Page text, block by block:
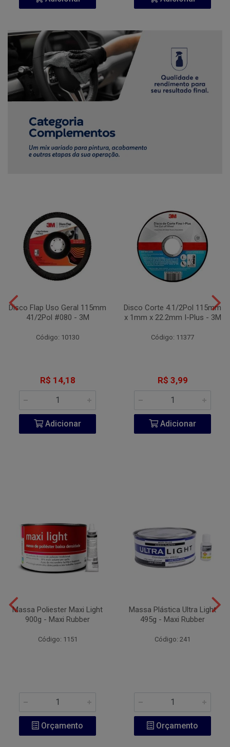
Disco Flap Uso Geral 115mm
41/2Pol #080 - 3M
Código: 10130
R$ 14,18
Adicionar
Disco Corte 4.1/2Pol 115mm
x 1mm x 22.2mm I-Plus - 3M
Código: 11377
R$ 3,99
Adicionar
Massa Poliester Maxi Light
900g - Maxi Rubber
Código: 1151
Orçamento
Massa Plástica Ultra Light
495g - Maxi Rubber
Código: 241
Orçamento